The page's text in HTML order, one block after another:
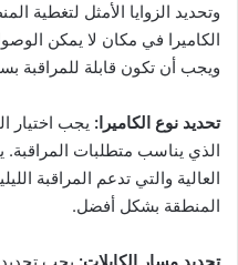
وتحديد الزوايا الأمثل لتغطية
الكاميرا في مكان لا يمكن
ويجب أن تكون قابلة للمراقبة
تحديد نوع الكاميرا: يجب اختيار
الذي يناسب متطلبات المراقبة.
العالية والتي تدعم المراقبة
المنطقة بشكل أفضل.